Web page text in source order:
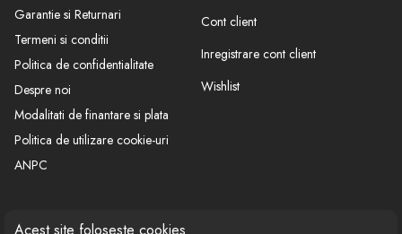
Garantie si Returnari
Termeni si conditii
Politica de confidentialitate
Despre noi
Modalitati de finantare si plata
Politica de utilizare cookie-uri
ANPC
Cont client
Inregistrare cont client
Wishlist
CONTACT